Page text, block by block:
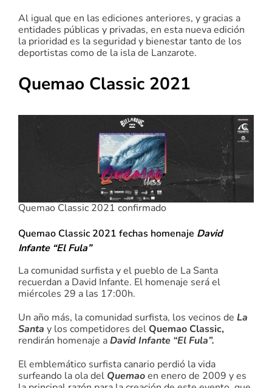
Al igual que en las ediciones anteriores, y gracias a
entidades públicas y privadas, en esta nueva edición
la prioridad es la seguridad y bienestar tanto de los
deportistas como de la isla de Lanzarote.
Quemao Classic 2021
Quemao Classic 2021 confirmado
Quemao Classic 2021 fechas homenaje David
Infante “El Fula”
La comunidad surfista y el pueblo de La Santa
recuerdan a David Infante. El homenaje será el
miércoles 29 a las 17:00h.
Un año más, la comunidad surfista, los vecinos de La
Santa y los competidores del Quemao Classic,
rendirán homenaje aDavid Infante “El Fula”.
El emblemático surfista canario perdió la vida
surfeando la ola del Quemaoen enero de 2009 y es